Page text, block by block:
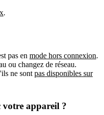
.
pas en mode hors connexion.
ou changez de réseau.
ne sont pas disponibles sur
appareil ?